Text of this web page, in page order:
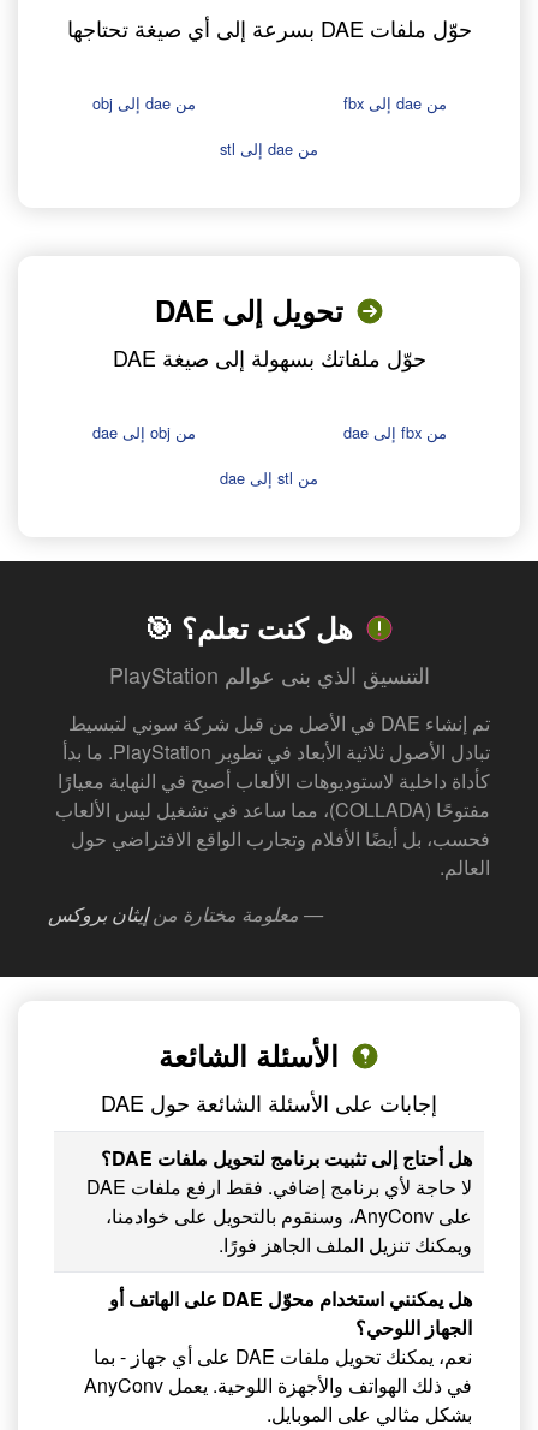
حوّل ملفات DAE بسرعة إلى أي صيغة تحتاجها
من dae إلى fbx
من dae إلى obj
من dae إلى stl
تحويل إلى DAE
حوّل ملفاتك بسهولة إلى صيغة DAE
من fbx إلى dae
من obj إلى dae
من stl إلى dae
هل كنت تعلم؟ 🎯
التنسيق الذي بنى عوالم PlayStation
تم إنشاء DAE في الأصل من قبل شركة سوني لتبسيط
تبادل الأصول ثلاثية الأبعاد في تطوير PlayStation. ما بدأ
كأداة داخلية لاستوديوهات الألعاب أصبح في النهاية معيارًا
مفتوحًا (COLLADA)، مما ساعد في تشغيل ليس الألعاب
فحسب، بل أيضًا الأفلام وتجارب الواقع الافتراضي حول
العالم.
— معلومة مختارة منإيثان بروكس
الأسئلة الشائعة
إجابات على الأسئلة الشائعة حول DAE
هل أحتاج إلى تثبيت برنامج لتحويل ملفات DAE؟
لا حاجة لأي برنامج إضافي. فقط ارفع ملفات DAE
على AnyConv، وسنقوم بالتحويل على خوادمنا،
ويمكنك تنزيل الملف الجاهز فورًا.
هل يمكنني استخدام محوّل DAE على الهاتف أو
الجهاز اللوحي؟
نعم، يمكنك تحويل ملفات DAE على أي جهاز - بما
في ذلك الهواتف والأجهزة اللوحية. يعمل AnyConv
بشكل مثالي على الموبايل.